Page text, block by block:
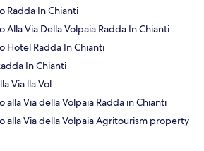
Radda In Chianti
Alla Via Della Volpaia Radda In Chianti
Hotel Radda In Chianti
In Chianti
Via lla Vol
alla Via della Volpaia Radda in Chianti
alla Via della Volpaia Agritourism property